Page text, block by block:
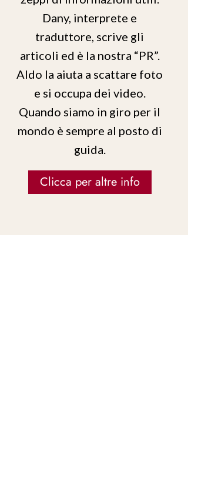
Dany, interprete e
traduttore, scrive gli
articoli ed è la nostra “PR”.
Aldo la aiuta a scattare foto
e si occupa dei video.
Quando siamo in giro per il
mondo è sempre al posto di
guida.
Clicca per altre info